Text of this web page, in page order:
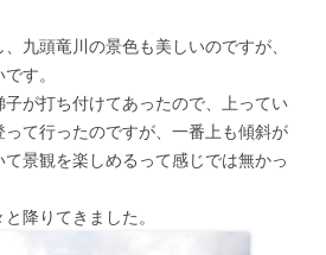
九頭竜川の景色も美しいのですが、
す。
が打ち付けてあったので、上ってい
って行ったのですが、一番上も傾斜が
景観を楽しめるって感じでは無かっ
降りてきました。